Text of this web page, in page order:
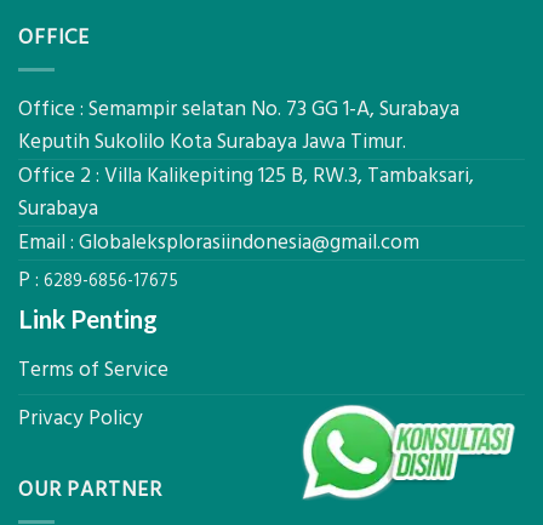
Global
Pastikan
Pondasi
OFFICE
Office : Semampir selatan No. 73 GG 1-A, Surabaya
Keputih Sukolilo Kota Surabaya Jawa Timur.
Office 2 : Villa Kalikepiting 125 B, RW.3, Tambaksari,
Surabaya
Email : Globaleksplorasiindonesia@gmail.com
P : 6289-6856-17675
Link Penting
Terms of Service
Privacy Policy
OUR PARTNER